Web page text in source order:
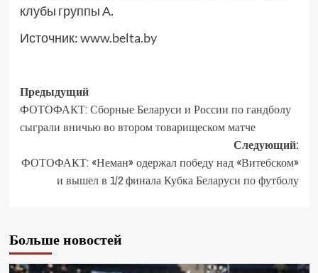
клубы группы А.
Источник:www.belta.by
Предыдущий
ФОТОФАКТ: Сборные Беларуси и России по гандболу
сыграли вничью во втором товарищеском матче
Следующий:
ФОТОФАКТ: «Неман» одержал победу над «Витебском»
и вышел в 1/2 финала Кубка Беларуси по футболу
Больше новостей